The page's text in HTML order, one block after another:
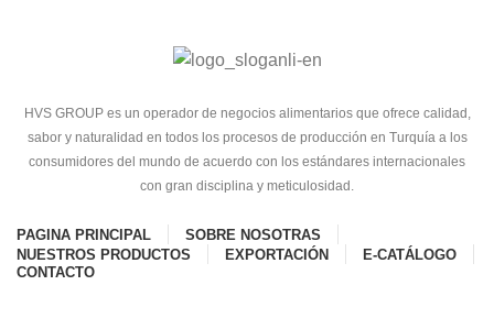
HVS GROUP es un operador de negocios alimentarios que ofrece calidad,
sabor y naturalidad en todos los procesos de producción en Turquía a los
consumidores del mundo de acuerdo con los estándares internacionales
con gran disciplina y meticulosidad.
PAGINA PRINCIPAL
SOBRE NOSOTRAS
NUESTROS PRODUCTOS
EXPORTACIÓN
E-CATÁLOGO
CONTACTO